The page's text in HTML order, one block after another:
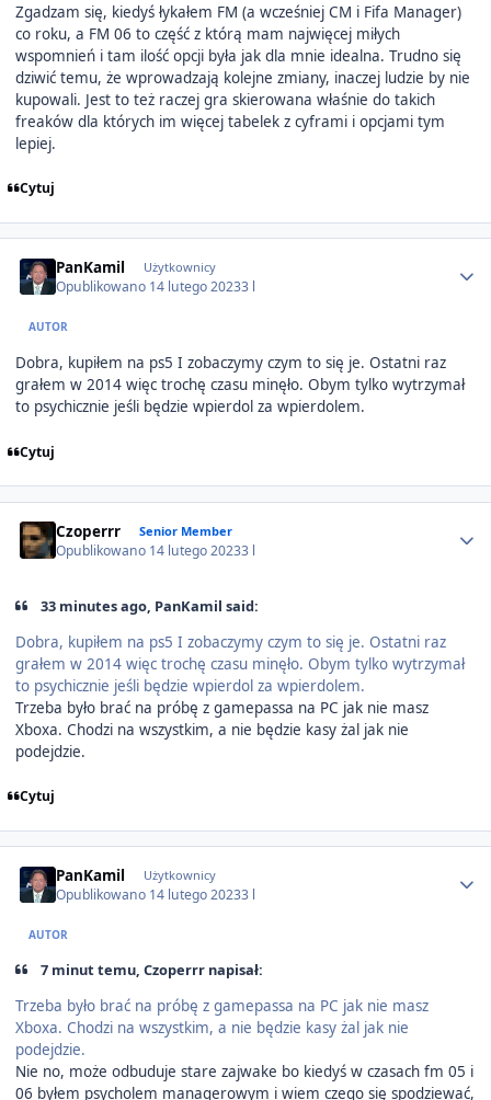
Zgadzam się, kiedyś łykałem FM (a wcześniej CM i Fifa Manager)
co roku, a FM 06 to część z którą mam najwięcej miłych
wspomnień i tam ilość opcji była jak dla mnie idealna. Trudno się
dziwić temu, że wprowadzają kolejne zmiany, inaczej ludzie by nie
kupowali. Jest to też raczej gra skierowana właśnie do takich
freaków dla których im więcej tabelek z cyframi i opcjami tym
lepiej.
Cytuj
PanKamil Użytkownicy
Opublikowano 14 lutego 20233 l
AUTOR
Dobra, kupiłem na ps5 I zobaczymy czym to się je. Ostatni raz
grałem w 2014 więc trochę czasu minęło. Obym tylko wytrzymał
to psychicznie jeśli będzie wpierdol za wpierdolem.
Cytuj
Czoperrr Senior Member
Opublikowano 14 lutego 20233 l
33 minutes ago, PanKamil said:
Dobra, kupiłem na ps5 I zobaczymy czym to się je. Ostatni raz
grałem w 2014 więc trochę czasu minęło. Obym tylko wytrzymał
to psychicznie jeśli będzie wpierdol za wpierdolem.
Trzeba było brać na próbę z gamepassa na PC jak nie masz
Xboxa. Chodzi na wszystkim, a nie będzie kasy żal jak nie
podejdzie.
Cytuj
PanKamil Użytkownicy
Opublikowano 14 lutego 20233 l
AUTOR
7 minut temu, Czoperrr napisał:
Trzeba było brać na próbę z gamepassa na PC jak nie masz
Xboxa. Chodzi na wszystkim, a nie będzie kasy żal jak nie
podejdzie.
Nie no, może odbuduje stare zajwake bo kiedyś w czasach fm 05 i
06 byłem psycholem managerowym i wiem czego się spodziewać,